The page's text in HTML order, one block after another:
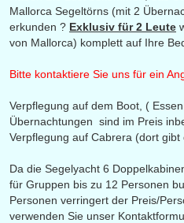
Mallorca Segeltörns (mit 2
erkunden ? Exklusiv für 2 Leute
von Mallorca) komplett auf Ihre
Bitte kontaktiere Sie uns für ein
Verpflegung auf dem Boot, (
Übernachtungen sind im Preis
Verpflegung auf Cabrera (dort gibt
Da die Segelyacht 6
für Gruppen bis zu 12 Personen
Personen verringert der Preis/
verwenden Sie unser